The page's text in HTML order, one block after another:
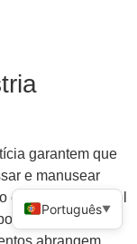
garantem que
e manusear
em aço inoxidável
organizações
abrangem
Português▼